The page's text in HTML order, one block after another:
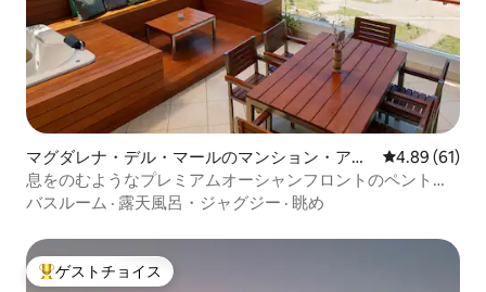
マグダレナ・デル・マールのマンション・アパ
ート
レビュー61
4.89 (61)
息をのむようなプレミアムオーシャンフロントのペントハ
ウス・デュプレックス
バスルーム · 露天風呂・ジャグジー · 眺め
大好評のゲストチョイスです。
ゲストチョイス